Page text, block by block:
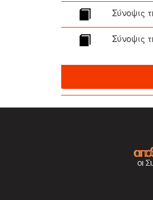
Σύνοψις
Σύνοψις